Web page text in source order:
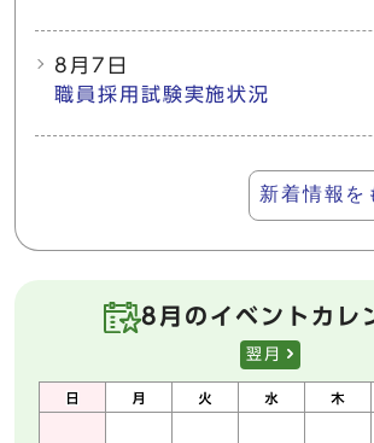
8月7日
職員採用試験実施状況
新着情報を
8月のイベントカレ
翌月